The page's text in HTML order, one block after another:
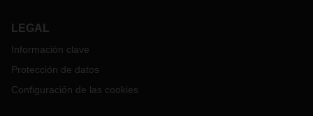
LEGAL
Información clave
Protección de datos
Configuración de las cookies